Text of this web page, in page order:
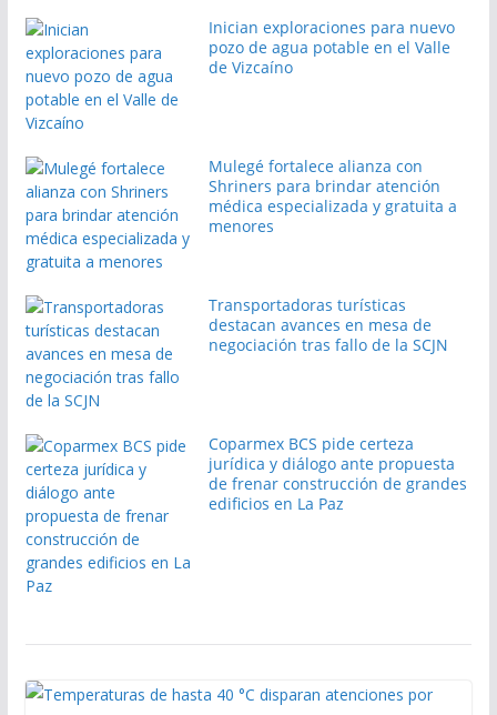
Inician exploraciones para nuevo
pozo de agua potable en el Valle
de Vizcaíno
Mulegé fortalece alianza con
Shriners para brindar atención
médica especializada y gratuita a
menores
Transportadoras turísticas
destacan avances en mesa de
negociación tras fallo de la SCJN
Coparmex BCS pide certeza
jurídica y diálogo ante propuesta
de frenar construcción de grandes
edificios en La Paz